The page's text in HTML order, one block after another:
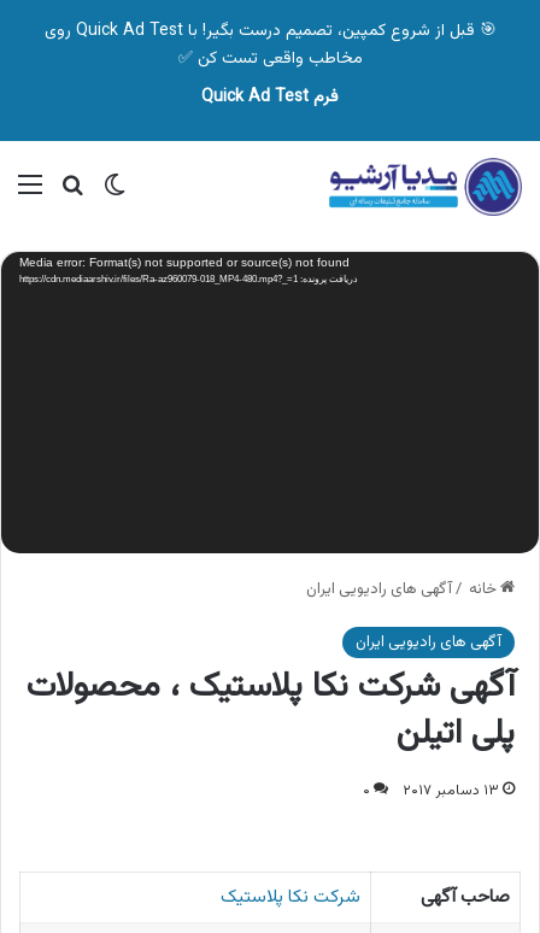
🎯 قبل از شروع کمپین، تصمیم درست بگیر! با Quick Ad Test روی
مخاطب واقعی تست کن ✅
فرم Quick Ad Test
تغییر پوسته
نمایشگر
ویدیو Media error: Format(s) not supported or source(s) not found
دریافت پرونده: https://cdn.mediaarshiv.ir/files/Ra-az960079-018_MP4-480.mp4?_=1
خانه /آگهی های رادیویی ایران
آگهی های رادیویی ایران
آگهی شرکت نکا پلاستیک ، محصولات
پلی اتیلن
۱۳ دسامبر ۲۰۱۷ ۰
صاحب آگهی
شرکت نکا پلاستیک